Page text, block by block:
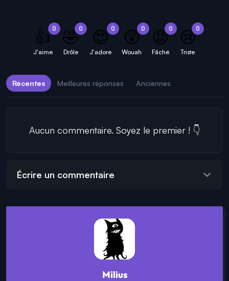
0
👍
J'aime
0
🤣
Drôle
0
😍
J'adore
0
😲
Wouah
0
😡
Fâché
0
😢
Triste
Récentes Meilleures réponses Anciennes
Aucun commentaire. Soyez le premier ! 👇
Écrire un commentaire
Milius